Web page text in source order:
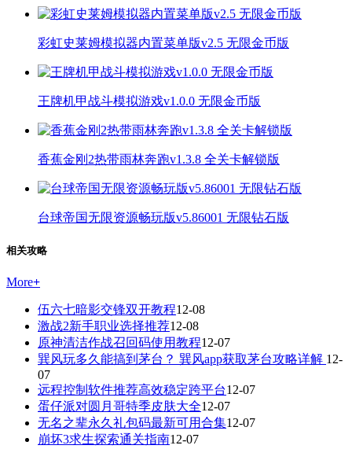
彩虹史莱姆模拟器内置菜单版v2.5 无限金币版
王牌机甲战斗模拟游戏v1.0.0 无限金币版
香蕉金刚2热带雨林奔跑v1.3.8 全关卡解锁版
台球帝国无限资源畅玩版v5.86001 无限钻石版
相关攻略
More+
伍六七暗影交锋双开教程12-08
激战2新手职业选择推荐12-08
原神清洁作战召回码使用教程12-07
巽风玩多久能搞到茅台？ 巽风app获取茅台攻略详解 12-
07
远程控制软件推荐高效稳定跨平台12-07
蛋仔派对圆月哥特季皮肤大全12-07
无名之辈永久礼包码最新可用合集12-07
崩坏3求生探索通关指南12-07